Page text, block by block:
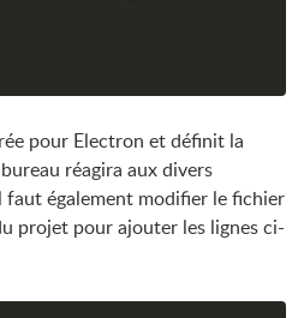
pour Electron et définit la
réagira aux divers
faut également modifier le fichier
projet pour ajouter les lignes ci-